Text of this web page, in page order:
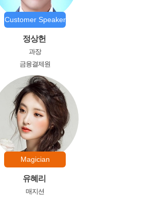
Customer Speaker
정상헌
과장
금융결제원
Magician
유혜리
매지션